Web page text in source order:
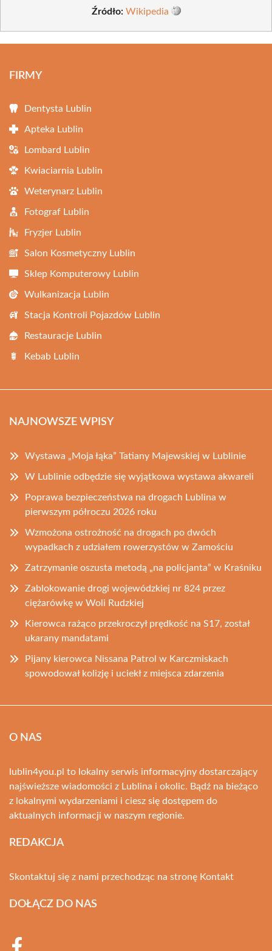
Źródło: Wikipedia
FIRMY
Dentysta Lublin
Apteka Lublin
Lombard Lublin
Kwiaciarnia Lublin
Weterynarz Lublin
Fotograf Lublin
Fryzjer Lublin
Salon Kosmetyczny Lublin
Sklep Komputerowy Lublin
Wulkanizacja Lublin
Stacja Kontroli Pojazdów Lublin
Restauracje Lublin
Kebab Lublin
NAJNOWSZE WPISY
Wystawa „Moja łąka” Tatiany Majewskiej w Lublinie
W Lublinie odbędzie się wyjątkowa wystawa akwareli
Poprawa bezpieczeństwa na drogach Lublina w
pierwszym półroczu 2026 roku
Wzmożona ostrożność na drogach po dwóch
wypadkach z udziałem rowerzystów w Zamościu
Zatrzymanie oszusta metodą „na policjanta” w Kraśniku
Zablokowanie drogi wojewódzkiej nr 824 przez
ciężarówkę w Woli Rudzkiej
Kierowca rażąco przekroczył prędkość na S17, został
ukarany mandatami
Pijany kierowca Nissana Patrol w Karczmiskach
spowodował kolizję i uciekł z miejsca zdarzenia
O NAS
lublin4you.pl to lokalny serwis informacyjny dostarczający
najświeższe wiadomości z Lublina i okolic. Bądź na bieżąco
z lokalnymi wydarzeniami i ciesz się dostępem do
aktualnych informacji w naszym regionie.
REDAKCJA
Skontaktuj się z nami przechodząc na stronę Kontakt
DOŁĄCZ DO NAS